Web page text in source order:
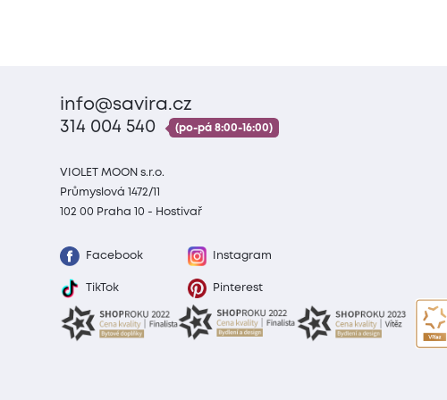
info@savira.cz
314 004 540
(po-pá 8:00-16:00)
VIOLET MOON s.r.o.
Průmyslová 1472/11
102 00 Praha 10 - Hostivař
Facebook Instagram
TikTok Pinterest